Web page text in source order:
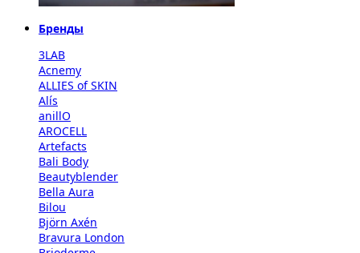
Бренды
3LAB
Acnemy
ALLIES of SKIN
Alís
anillO
AROCELL
Artefacts
Bali Body
Beautyblender
Bella Aura
Bilou
Björn Axén
Bravura London